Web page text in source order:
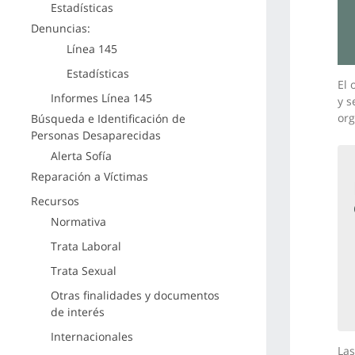
Estadísticas
Denuncias:
Línea 145
Estadísticas
Informes Línea 145
Búsqueda e Identificación de
Personas Desaparecidas
Alerta Sofía
Reparación a Víctimas
Recursos
Normativa
Trata Laboral
Trata Sexual
Otras finalidades y documentos
de interés
Internacionales
El
y